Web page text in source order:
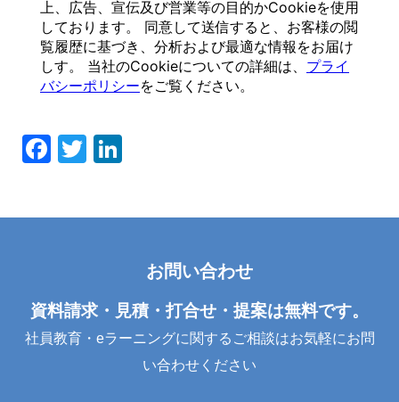
F
o
k
T Li
お問い合わせ
資料請求・見積・打合せ・提案は無料です。
社員教育・eラーニングに関するご相談はお気軽にお問
い合わせください